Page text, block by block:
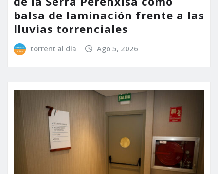
balsa de laminación frente a las
lluvias torrenciales
torrent al dia Ago 5, 2026